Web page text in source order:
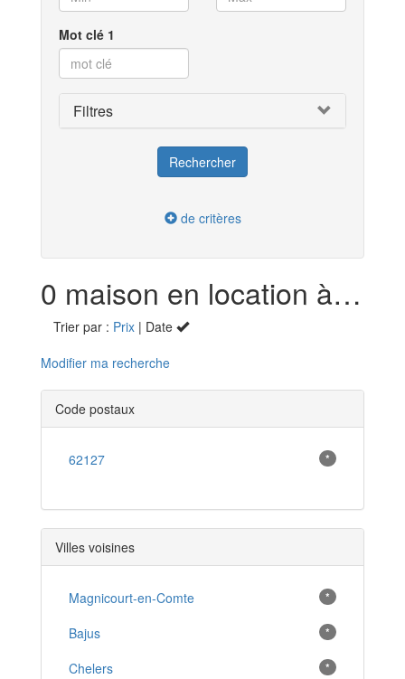
Mot clé 1
Filtres
de critères
0 maison en location à Monchy-Breton (62)
Trier par : Prix | Date
Modifier ma recherche
Code postaux
62127 *
Villes voisines
Magnicourt-en-Comte *
Bajus *
Chelers *